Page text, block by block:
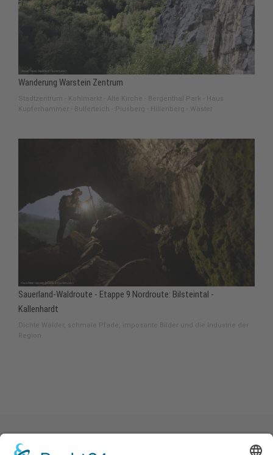
Wanderung Warstein Zentrum
Stadtzentrum - Kohlmarkt - Alte Kirche - Bergenthal Park - Haus
Kupferhammer - Bullerteich - Piusberg - Hillenberg - Wäster
Sauerland-Waldroute - Etappe 9 Nordroute: Bilsteintal -
Kallenhardt
Dichte Wälder, schmale Pfade, imposante Bilder und die Industrie der
Region.